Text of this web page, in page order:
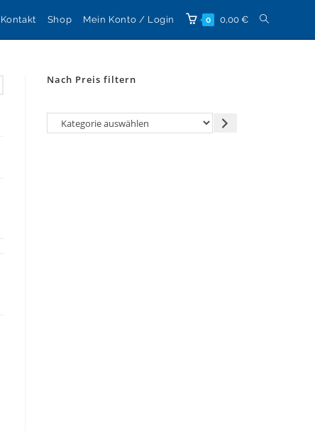
Kontakt Shop Mein Konto / Login 0 0,00 € Website-
Nach Preis filtern
Kategorie